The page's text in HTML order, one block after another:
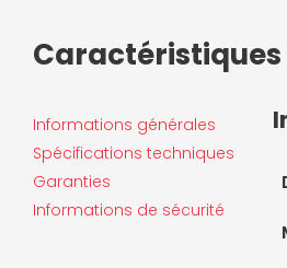
Caractéristiques
Informations générales
Spécifications techniques
Garanties
Informations de sécurité